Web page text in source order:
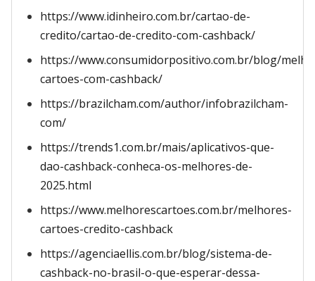
https://www.idinheiro.com.br/cartao-de-
credito/cartao-de-credito-com-cashback/
https://www.consumidorpositivo.com.br/blog/
cartoes-com-cashback/
https://brazilcham.com/author/infobrazilcham-
com/
https://trends1.com.br/mais/aplicativos-que-
dao-cashback-conheca-os-melhores-de-
2025.html
https://www.melhorescartoes.com.br/melhores-
cartoes-credito-cashback
https://agenciaellis.com.br/blog/sistema-de-
cashback-no-brasil-o-que-esperar-dessa-